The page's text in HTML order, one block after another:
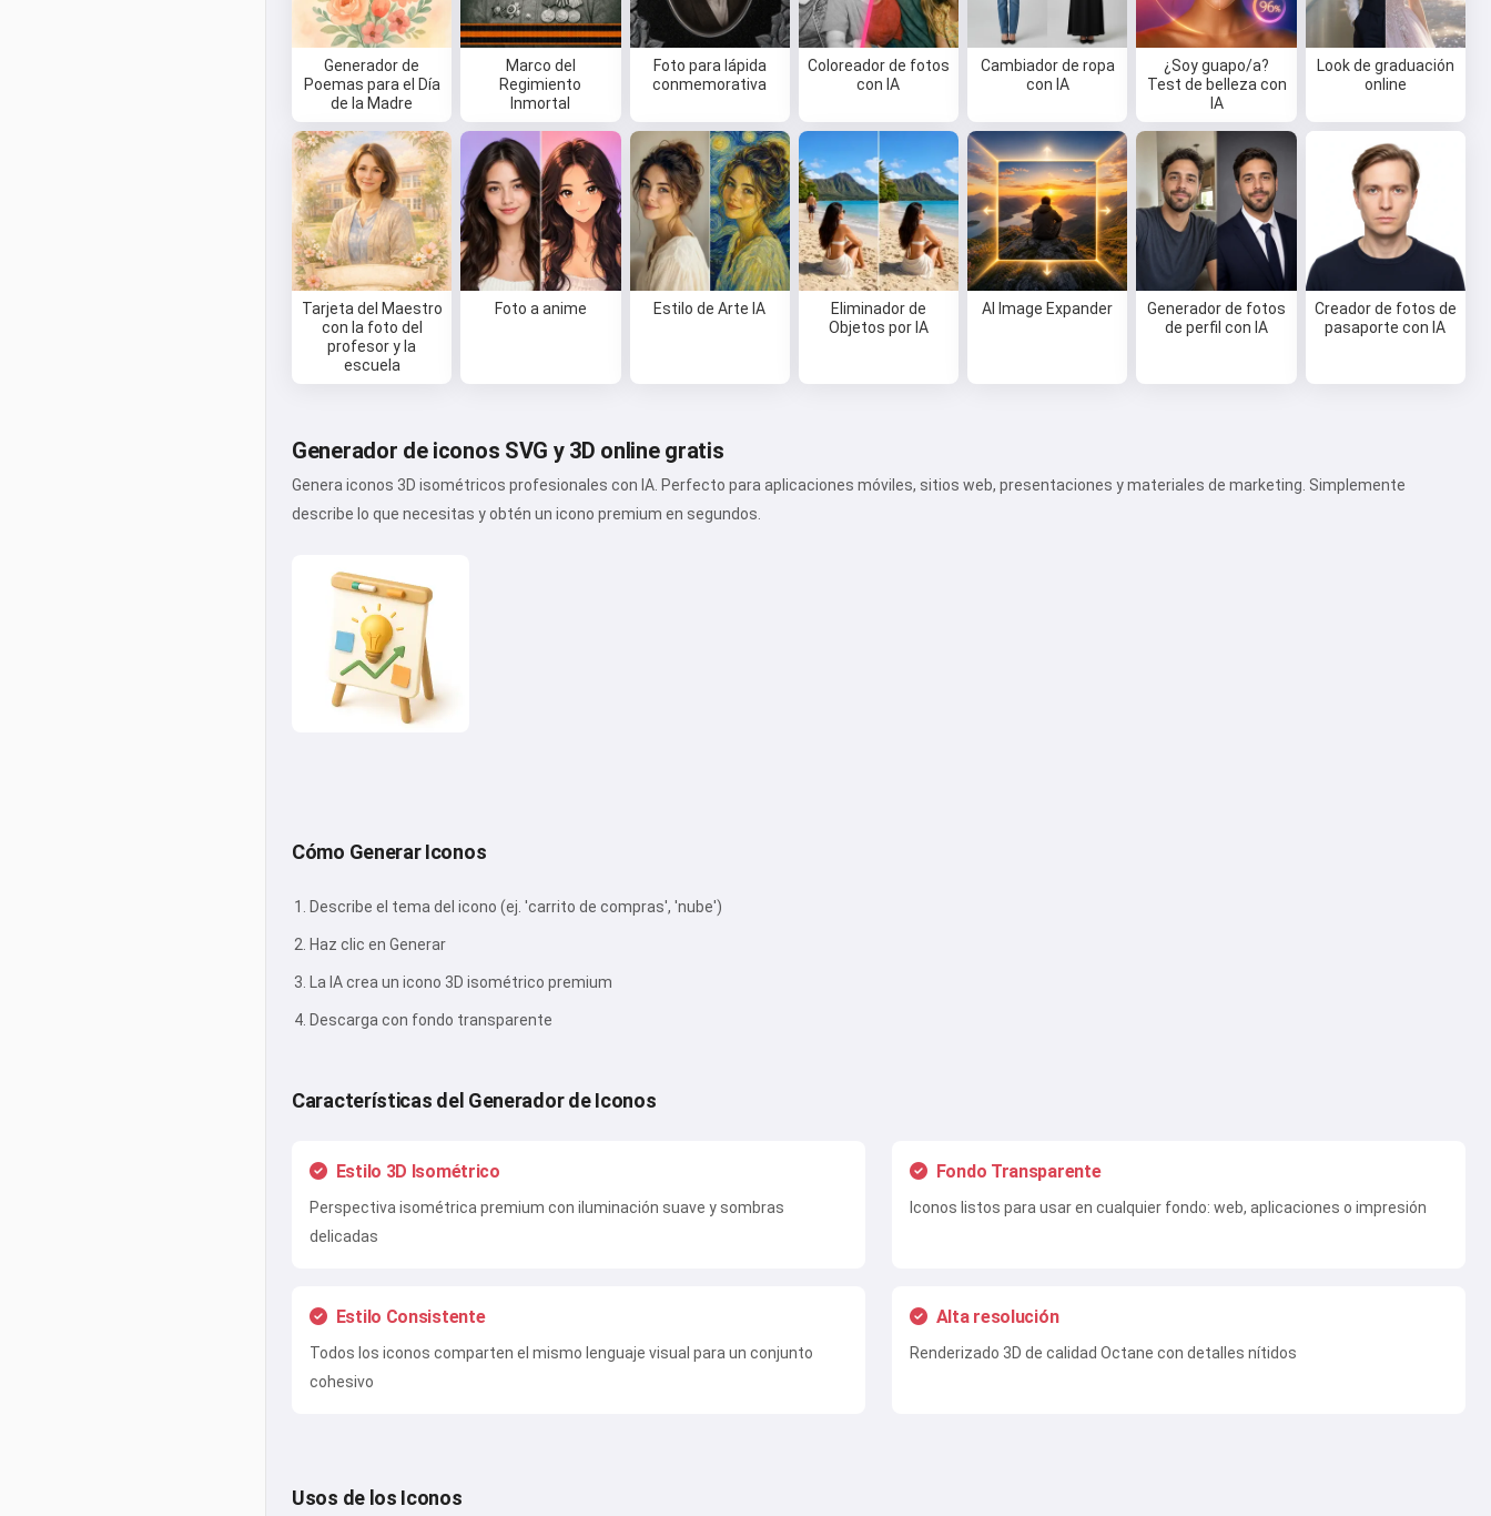
Generador de
Poemas para el Día
de la Madre
Marco del
Regimiento
Inmortal
Foto para lápida
conmemorativa
Coloreador de fotos
con IA
Cambiador de ropa
con IA
¿Soy guapo/a?
Test de belleza con
IA
Look de graduación
online
Tarjeta del Maestro
con la foto del
profesor y la
escuela
Foto a anime Estilo de Arte IA
Eliminador de
Objetos por IA
AI Image Expander
Generador de fotos
de perfil con IA
Creador de fotos de
pasaporte con IA
Generador de iconos SVG y 3D online gratis
Genera iconos 3D isométricos profesionales con IA. Perfecto para aplicaciones móviles, sitios web, presentaciones y materiales de marketing. Simplemente
describe lo que necesitas y obtén un icono premium en segundos.
Cómo Generar Iconos
Describe el tema del icono (ej. 'carrito de compras', 'nube')
Haz clic en Generar
La IA crea un icono 3D isométrico premium
Descarga con fondo transparente
Características del Generador de Iconos
Estilo 3D Isométrico
Perspectiva isométrica premium con iluminación suave y sombras
delicadas
Fondo Transparente
Iconos listos para usar en cualquier fondo: web, aplicaciones o impresión
Estilo Consistente
Todos los iconos comparten el mismo lenguaje visual para un conjunto
cohesivo
Alta resolución
Renderizado 3D de calidad Octane con detalles nítidos
Usos de los Iconos
Hola 👋
Puedo crear canciones, escribir
poemas y felicitaciones 🥰
Pruébalo gratis
Acepto:Términos de Servicio,
Política de Privacidad ,
Política de Reembolso